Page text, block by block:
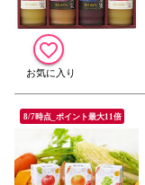
8/7時点_ポイント最大11倍